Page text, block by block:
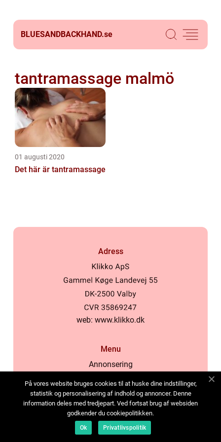
BLUESANDBACKHAND.se
tantramassage malmö
01 augusti 2020
Det här är tantramassage
Adress
web: www.klikko.dk
Menu
Annonsering
Cookies
Kontakta oss
Sitemap
På vores website bruges cookies til at huske dine indstillinger,
statistik og personalisering af indhold og annoncer. Denne
information deles med tredjepart. Ved fortsat brug af websiden
godkender du cookiepolitikken.
Ok Privatlivspolitik